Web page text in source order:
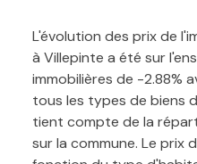
L'évolution des prix de
à Villepinte a été sur
immobilières de -2.88%
tous les types de biens
tient compte de la
sur la commune. Le prix